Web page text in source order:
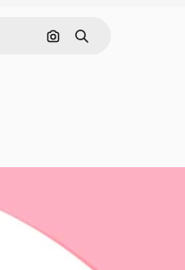
Поиск по изображению
Поиск